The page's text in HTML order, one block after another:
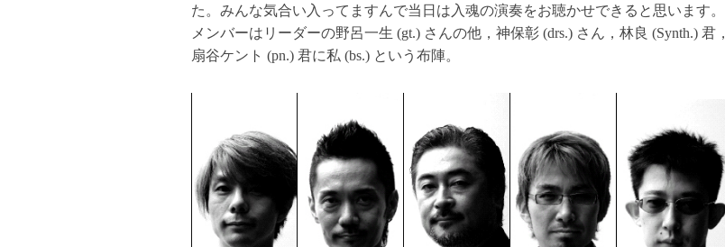
た。みんな気合い入ってますんで当日は入魂の演奏をお聴かせできると思います。
メンバーはリーダーの野呂一生 (gt.) さんの他，神保彰 (drs.) さん，林良 (Synth.) 君，
扇谷ケント (pn.) 君に私 (bs.) という布陣。